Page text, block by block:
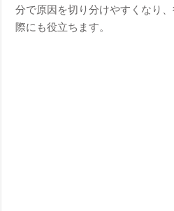
分で原因を切り分けやすくなり
際にも役立ちます。